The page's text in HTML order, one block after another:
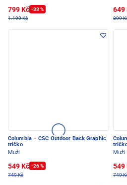
799 Kč -33 %
1.199 Kč
649
899
Columbia · CSC Outdoor Back Graphic
tričko
Muži
549 Kč -26 %
749 Kč
Muži
549
749